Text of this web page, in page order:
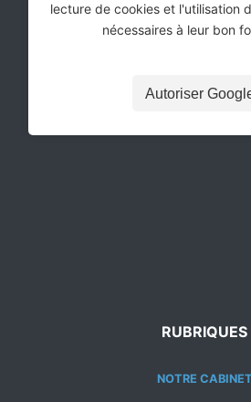
lecture de cookies et l'utilisation
nécessaires à leur bon
Autoriser
RUBRIQUES
NOTRE CABINET